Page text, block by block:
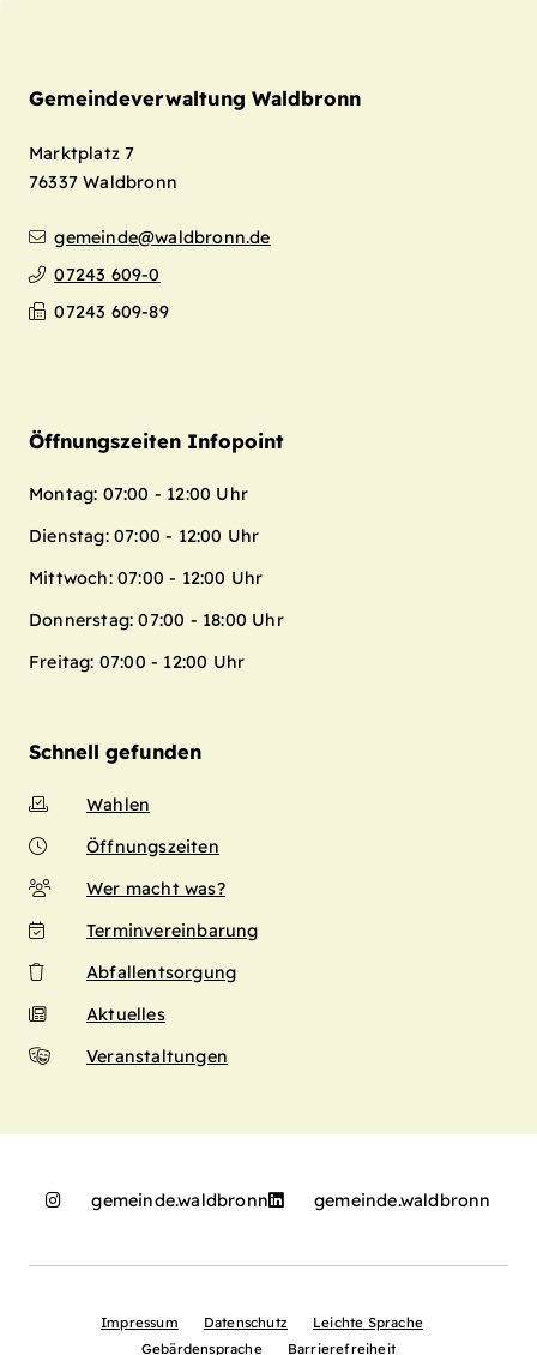
Gemeindeverwaltung Waldbronn
Marktplatz 7
76337 Waldbronn
gemeinde@waldbronn.de
07243 609-0
07243 609-89
Leaflet| Map data ©OpenStreetMap
contributors,CC-BY-SA
Öffnungszeiten Infopoint
Montag: 07:00 - 12:00 Uhr
Dienstag: 07:00 - 12:00 Uhr
Mittwoch: 07:00 - 12:00 Uhr
Donnerstag: 07:00 - 18:00 Uhr
Freitag: 07:00 - 12:00 Uhr
Schnell gefunden
Wahlen
Öffnungszeiten
Wer macht was?
Terminvereinbarung
Abfallentsorgung
Aktuelles
Veranstaltungen
gemeinde.waldbronn gemeinde.waldbronn
Impressum Datenschutz
Leichte Sprache
Gebärdensprache
Barrierefreiheit